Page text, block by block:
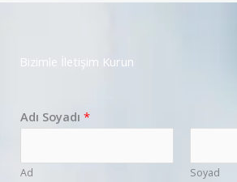
Bizimle İletişim Kurun
Adı Soyadı *
Ad Soyad